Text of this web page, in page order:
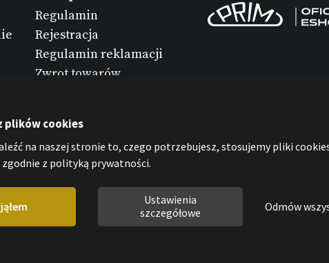
Regulamin
Rejestracja
Regulamin reklamacji
Zwrot towarów
Ochrona danych
osobowych
Oświadczenie o
plikach cookies
plików cookies
na naszej stronie to, czego potrzebujesz, stosujemy pliki
z polityką prywatności.
Ustawienia
szczegółowe
Odmów